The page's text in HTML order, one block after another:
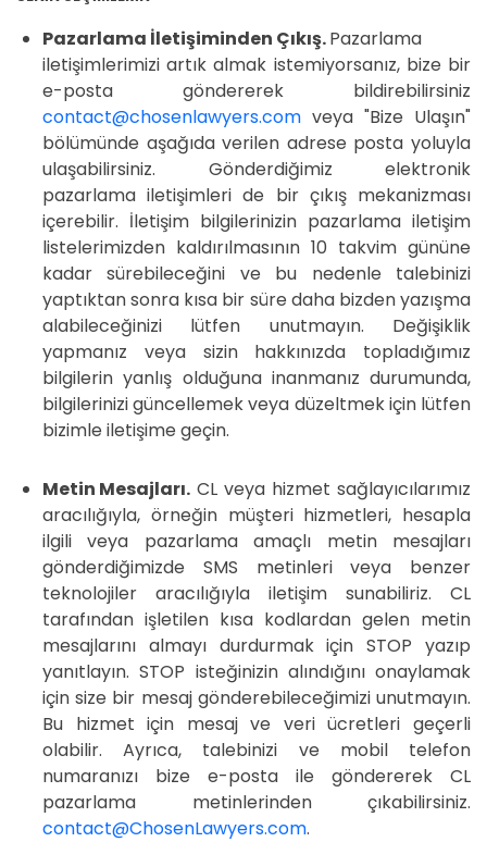
Pazarlama İletişiminden Çıkış.Pazarlama
iletişimlerimizi artık almak istemiyorsanız, bize bir
e-posta göndererek bildirebilirsiniz
contact@chosenlawyers.com veya "Bize Ulaşın"
bölümünde aşağıda verilen adrese posta yoluyla
ulaşabilirsiniz. Gönderdiğimiz elektronik
pazarlama iletişimleri de bir çıkış mekanizması
içerebilir. İletişim bilgilerinizin pazarlama iletişim
listelerimizden kaldırılmasının 10 takvim gününe
kadar sürebileceğini ve bu nedenle talebinizi
yaptıktan sonra kısa bir süre daha bizden yazışma
alabileceğinizi lütfen unutmayın. Değişiklik
yapmanız veya sizin hakkınızda topladığımız
bilgilerin yanlış olduğuna inanmanız durumunda,
bilgilerinizi güncellemek veya düzeltmek için lütfen
bizimle iletişime geçin.
Metin Mesajları. CL veya hizmet sağlayıcılarımız
aracılığıyla, örneğin müşteri hizmetleri, hesapla
ilgili veya pazarlama amaçlı metin mesajları
gönderdiğimizde SMS metinleri veya benzer
teknolojiler aracılığıyla iletişim sunabiliriz. CL
tarafından işletilen kısa kodlardan gelen metin
mesajlarını almayı durdurmak için STOP yazıp
yanıtlayın. STOP isteğinizin alındığını onaylamak
için size bir mesaj gönderebileceğimizi unutmayın.
Bu hizmet için mesaj ve veri ücretleri geçerli
olabilir. Ayrıca, talebinizi ve mobil telefon
numaranızı bize e-posta ile göndererek CL
pazarlama metinlerinden çıkabilirsiniz.
contact@ChosenLawyers.com.